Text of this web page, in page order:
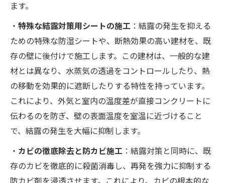
ます。
・ 特殊な結露対策用シートの施工 ：結露の発生を抑える
ための特殊な防湿シートや、断熱効果の高い建材を、既
存の壁に後付けで施工します。この建材は、一般的な建
材とは異なり、水蒸気の透過をコントロールしたり、熱
の移動を効果的に遮断したりする特性を持っています。
これにより、外気と室内の温度差が直接コンクリートに
伝わるのを防ぎ、壁の表面温度を室温に近づけること
で、結露の発生を大幅に抑制します。
・ カビの徹底除去と防カビ施工 ：結露対策と同時に、既
存のカビを徹底的に殺菌消毒し、再発を強力に抑制する